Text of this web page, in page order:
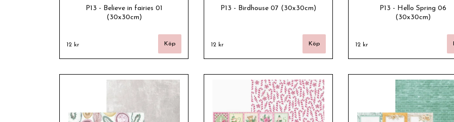
P13 - Believe in fairies 01
(30x30cm)
12 kr
P13 - Birdhouse 07 (30x30cm)
12 kr
P13 - Hello Spring 06
(30x30cm)
12 kr